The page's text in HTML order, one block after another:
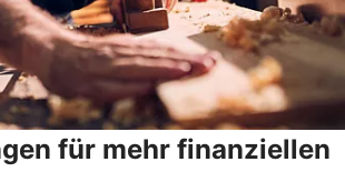
für mehr finanziellen